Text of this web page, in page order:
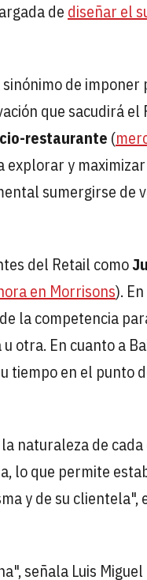
de diseñar el
de
que sacudirá
restaurante (
y
sumergirse de
del Retail como
en Morrisons).
la competencia
otra. En cuanto a
tiempo en el punto
naturaleza de
lo que permite
y de su clientela",
señala Luis